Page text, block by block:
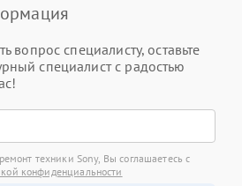
вопрос специалисту, оставьте
специалист с радостью
техники Sony, Вы соглашаетесь с
конфиденциальности